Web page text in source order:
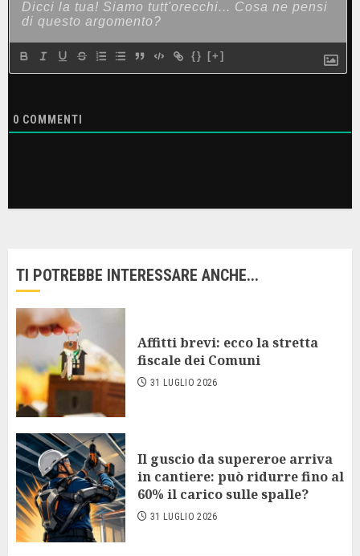
{} [+]
0 COMMENTI
TI POTREBBE INTERESSARE ANCHE...
Affitti brevi: ecco la stretta
fiscale dei Comuni
31 LUGLIO 2026
Il guscio da supereroe arriva
in cantiere: può ridurre fino al
60% il carico sulle spalle?
31 LUGLIO 2026